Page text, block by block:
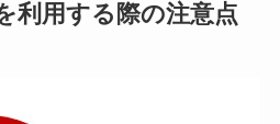
利用する際の注意点